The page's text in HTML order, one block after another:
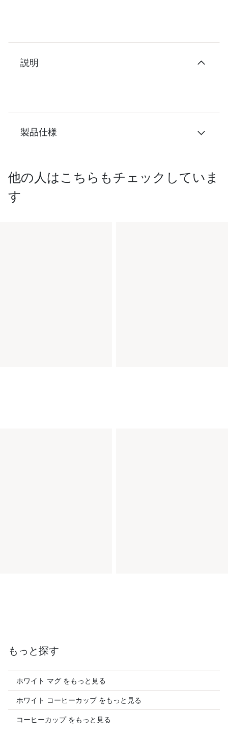
説明
製品仕様
他の人はこちらもチェックしていま
す
もっと探す
ホワイト マグ をもっと見る
ホワイト コーヒーカップ をもっと見る
コーヒーカップ をもっと見る